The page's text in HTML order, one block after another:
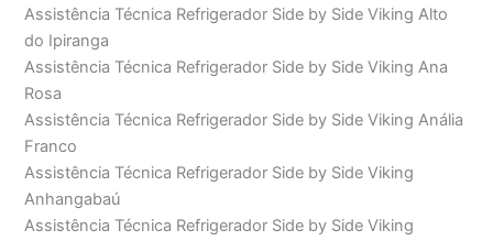
Assistência Técnica Refrigerador Side by Side Viking Alto
do Ipiranga
Assistência Técnica Refrigerador Side by Side Viking Ana
Rosa
Assistência Técnica Refrigerador Side by Side Viking Anália
Franco
Assistência Técnica Refrigerador Side by Side Viking
Anhangabaú
Assistência Técnica Refrigerador Side by Side Viking